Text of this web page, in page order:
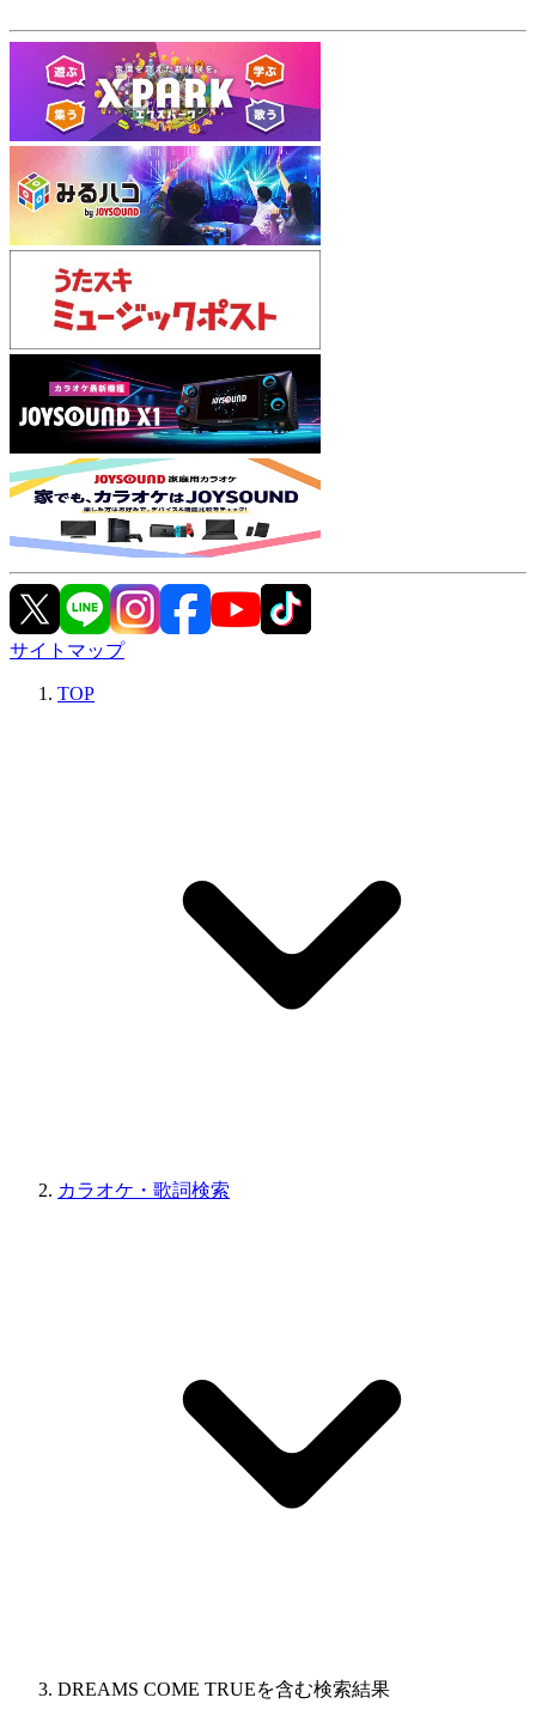
サイトマップ
TOP
カラオケ・歌詞検索
DREAMS COME TRUEを含む検索結果